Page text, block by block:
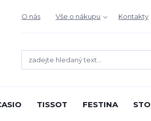
O nás Vše o nákupu Kontakty
TISSOT FESTINA